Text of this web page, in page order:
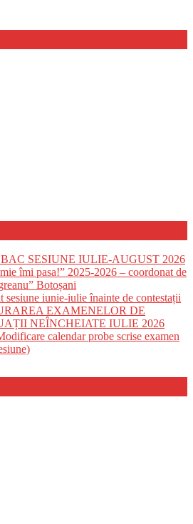
SESIUNE IULIE-AUGUST 2026
îmi pasa!” 2025-2026 – coordonat de
Botoșani
sesiune iunie-iulie înainte de contestații
EXAMENELOR DE
NEÎNCHEIATE IULIE 2026
calendar probe scrise examen